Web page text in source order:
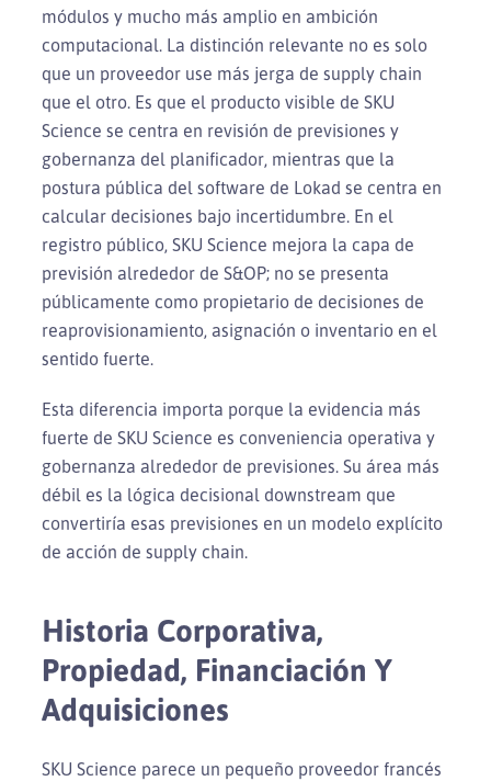
módulos y mucho más amplio en ambición
computacional. La distinción relevante no es solo
que un proveedor use más jerga de supply chain
que el otro. Es que el producto visible de SKU
Science se centra en revisión de previsiones y
gobernanza del planificador, mientras que la
postura pública del software de Lokad se centra en
calcular decisiones bajo incertidumbre. En el
registro público, SKU Science mejora la capa de
previsión alrededor de S&OP; no se presenta
públicamente como propietario de decisiones de
reaprovisionamiento, asignación o inventario en el
sentido fuerte.
Esta diferencia importa porque la evidencia más
fuerte de SKU Science es conveniencia operativa y
gobernanza alrededor de previsiones. Su área más
débil es la lógica decisional downstream que
convertiría esas previsiones en un modelo explícito
de acción de supply chain.
Historia Corporativa,
Propiedad, Financiación Y
Adquisiciones
SKU Science parece un pequeño proveedor francés